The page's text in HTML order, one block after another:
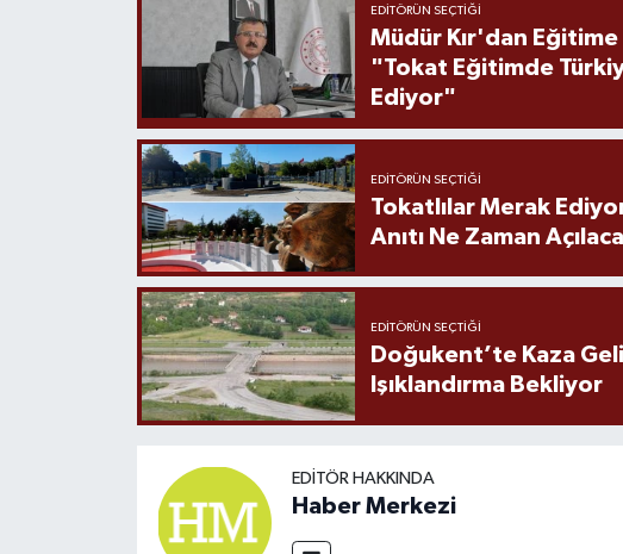
EDITÖRÜN SEÇTIĞI
Müdür Kır'dan
"Tokat Eğitimde
Ediyor"
EDITÖRÜN SEÇTIĞI
Tokatlılar Merak
Anıtı Ne Zaman
EDITÖRÜN SEÇTIĞI
Doğukent’te Kaza
Işıklandırma Bekliyor
EDITÖR HAKKINDA
Haber Merkezi